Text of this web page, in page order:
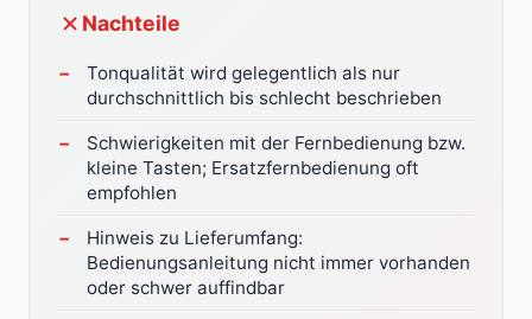
Nachteile
Tonqualität wird gelegentlich als nur
durchschnittlich bis schlecht beschrieben
Schwierigkeiten mit der Fernbedienung bzw.
kleine Tasten; Ersatzfernbedienung oft
empfohlen
Hinweis zu Lieferumfang:
Bedienungsanleitung nicht immer vorhanden
oder schwer auffindbar